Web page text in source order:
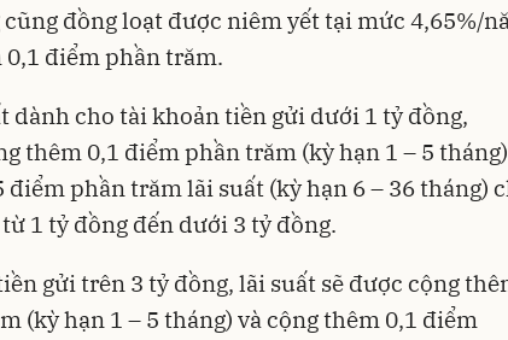
cũng đồng loạt được niêm yết tại mức 4,65%/
điểm phần trăm.
dành cho tài khoản tiền gửi dưới 1 tỷ đồng,
thêm 0,1 điểm phần trăm (kỳ hạn 1 – 5 tháng)
điểm phần trăm lãi suất (kỳ hạn 6 – 36 tháng)
1 tỷ đồng đến dưới 3 tỷ đồng.
gửi trên 3 tỷ đồng, lãi suất sẽ được cộng
(kỳ hạn 1 – 5 tháng) và cộng thêm 0,1 điểm